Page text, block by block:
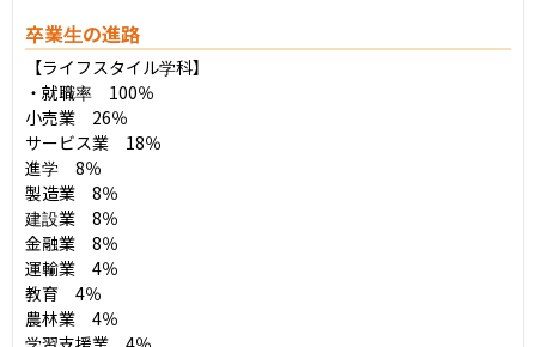
卒業生の進路
【ライフスタイル学科】
・就職率　100％
小売業　26％
サービス業　18％
進学　8％
製造業　8％
建設業　8％
金融業　8％
運輸業　4％
教育　4％
農林業　4％